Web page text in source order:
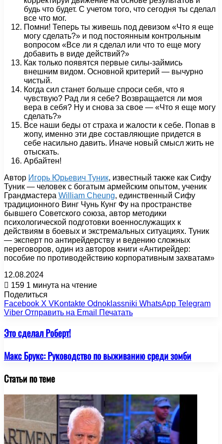
будь что будет. С учетом того, что сегодня ты сделал
все что мог.
Помни! Теперь ты живешь под девизом «Что я еще
могу сделать?» и под постоянным контрольным
вопросом «Все ли я сделал или что то еще могу
добавить в виде действий?»
Как только появятся первые силы-займись
внешним видом. Основной критерий — вычурно
чистый.
Когда сил станет больше спроси себя, что я
чувствую? Рад ли я себе? Возвращается ли моя
вера в себя? Ну и снова за свое — «Что я еще могу
сделать?»
Все наши беды от страха и жалости к себе. Попав в
жопу, именно эти две составляющие придется в
себе насильно давить. Иначе новый смысл жить не
отыскать.
Арбайтен!
Автор Игорь Юрьевич Туник, известный также как Сифу
Туник — человек с богатым армейским опытом, ученик
Грандмастера William Cheung, единственный Сифу
традиционного Винг Чунь Кунг Фу на пространстве
бывшего Советского союза, автор методики
психологической подготовки военнослужащих к
действиям в боевых и экстремальных ситуациях. Туник
— эксперт по антирейдерству и ведению сложных
переговоров, один из авторов книги «Антирейдер:
пособие по противодействию корпоративным захватам»
12.08.2024
159 1 минута на чтение
Поделиться
Facebook X VKontakte Odnoklassniki WhatsApp Telegram
Viber Отправить на Email Печатать
Это сделал Роберт!
Макс Брукс: Руководство по выживанию среди зомби
Статьи по теме